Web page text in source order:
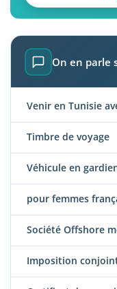
On en parle
Venir en Tunisie
Timbre de voyage
Véhicule en
pour femmes
Société Offshore
Imposition